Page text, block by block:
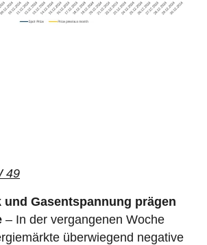
49
und Gasentspannung prägen
– In der vergangenen Woche
überwiegend negative